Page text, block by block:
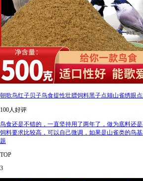
朝歌鸟红子贝子鸟食提性壮膘饲料黑子点颏山雀绣眼点
100人好评
鸟食还是不错的，一直坚持用了两年了，做为底料还
饲料要求比较高，可以自己微调，如果是山雀类的鸟
题
TOP
3